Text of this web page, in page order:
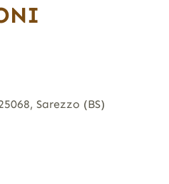
Sarezzo (BS)